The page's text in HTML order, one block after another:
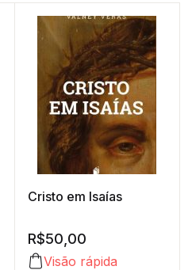
Cristo em Isaías
R$50,00
Visão rápida